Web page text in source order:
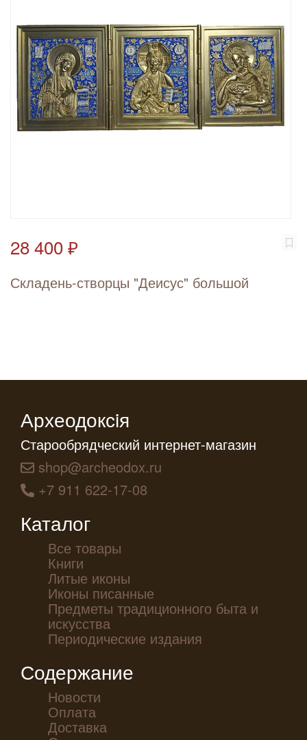
28 400 ₽
Складень-створцы "Деисус" большой
Археодоксiя
Старообрядческий интернет-магазин
shop@archeodox.ru
+7 911 622-17-08
Каталог
Все товары
Книги
Литые иконы
Иконы писанные
Предметы традиционного быта и
искусства
Периодические издания
Содержание
Новости
Оплата
Доставка